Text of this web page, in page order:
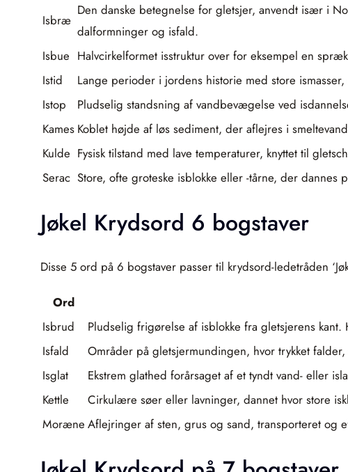
Isbræ
Den danske betegnelse for gletsjer, anvendt især i
dalformninger og isfald.
Isbue Halvcirkelformet isstruktur over for eksempel en
Istid
Lange perioder i jordens historie med store
Istop
Pludselig standsning af vandbevægelse ved
Kames Koblet højde af løs sediment, der aflejres i
Kulde Fysisk tilstand med lave temperaturer, knyttet til
Serac Store, ofte groteske isblokke eller -tårne, der
Jøkel Krydsord 6 bogstaver
Disse 5 ord på 6 bogstaver passer til krydsord-ledetråden
Ord
Isbrud
Pludselig frigørelse af isblokke fra gletsjerens
Isfald
Områder på gletsjermundingen, hvor trykket
Isglat
Ekstrem glathed forårsaget af et tyndt vand- eller
Kettle
Cirkulære søer eller lavninger, dannet hvor store
Moræne Aflejringer af sten, grus og sand, transporteret